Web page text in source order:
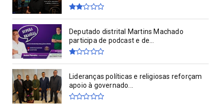
Deputado distrital Martins Machado
participa de podcast e de...
Lideranças políticas e religiosas reforçam
apoio à governado...